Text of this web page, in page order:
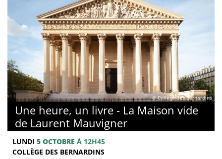
© Collège des Bernardins
Une heure, un livre - La Maison vide
de Laurent Mauvigner
LUNDI 5 OCTOBRE À 12H45
COLLÈGE DES BERNARDINS